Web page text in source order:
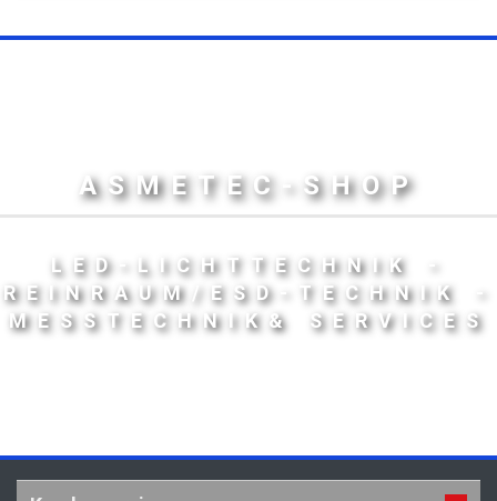
ASMETEC-SHOP
LED-LICHTTECHNIK -
REINRAUM/ESD-TECHNIK -
MESSTECHNIK& SERVICES